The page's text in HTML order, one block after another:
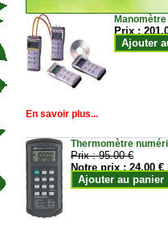
Prix :
Ajouter
En savoir plus...
Thermomètre
Prix :95.00 €
Notre prix :24.00 €
Ajouter au panier